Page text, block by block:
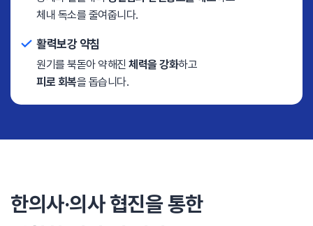
체내 독소를 줄여줍니다.
활력보강 약침
원기를 북돋아 약해진 체력을 강화하고
피로 회복을 돕습니다.
한의사·의사 협진을 통한